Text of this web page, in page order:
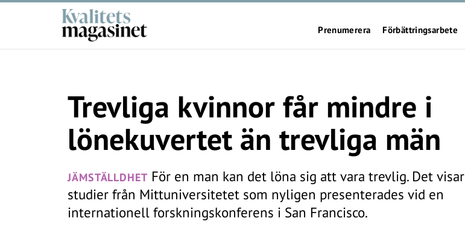
Prenumerera Förbättringsarbete
Trevliga kvinnor får mindre i
lönekuvertet än trevliga män
JÄMSTÄLLDHET För en man kan det löna sig att vara trevlig. Det visar
studier från Mittuniversitetet som nyligen presenterades vid en
internationell forskningskonferens i San Francisco.